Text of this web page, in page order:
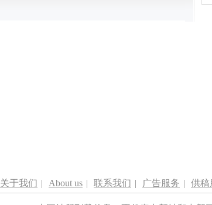
关于我们 | About us | 联系我们 | 广告服务 | 供稿